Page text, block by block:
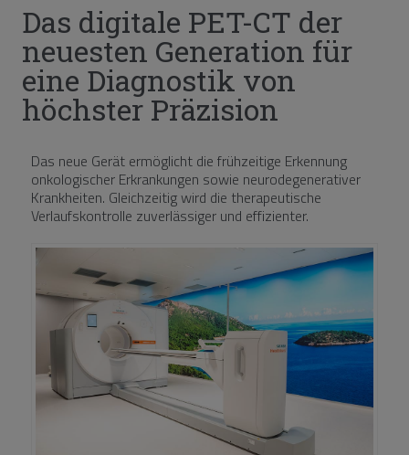
Das digitale PET-CT der
neuesten Generation für
eine Diagnostik von
höchster Präzision
Das neue Gerät ermöglicht die frühzeitige Erkennung
onkologischer Erkrankungen sowie neurodegenerativer
Krankheiten. Gleichzeitig wird die therapeutische
Verlaufskontrolle zuverlässiger und effizienter.